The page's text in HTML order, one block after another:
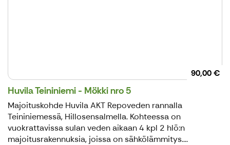
90,00 €
Huvila Teininiemi - Mökki nro 5
Majoituskohde Huvila AKT Repoveden rannalla
Teininiemessä, Hillosensalmella. Kohteessa on
vuokrattavissa sulan veden aikaan 4 kpl 2 hlö:n
majoitusrakennuksia, joissa on sähkölämmitys....